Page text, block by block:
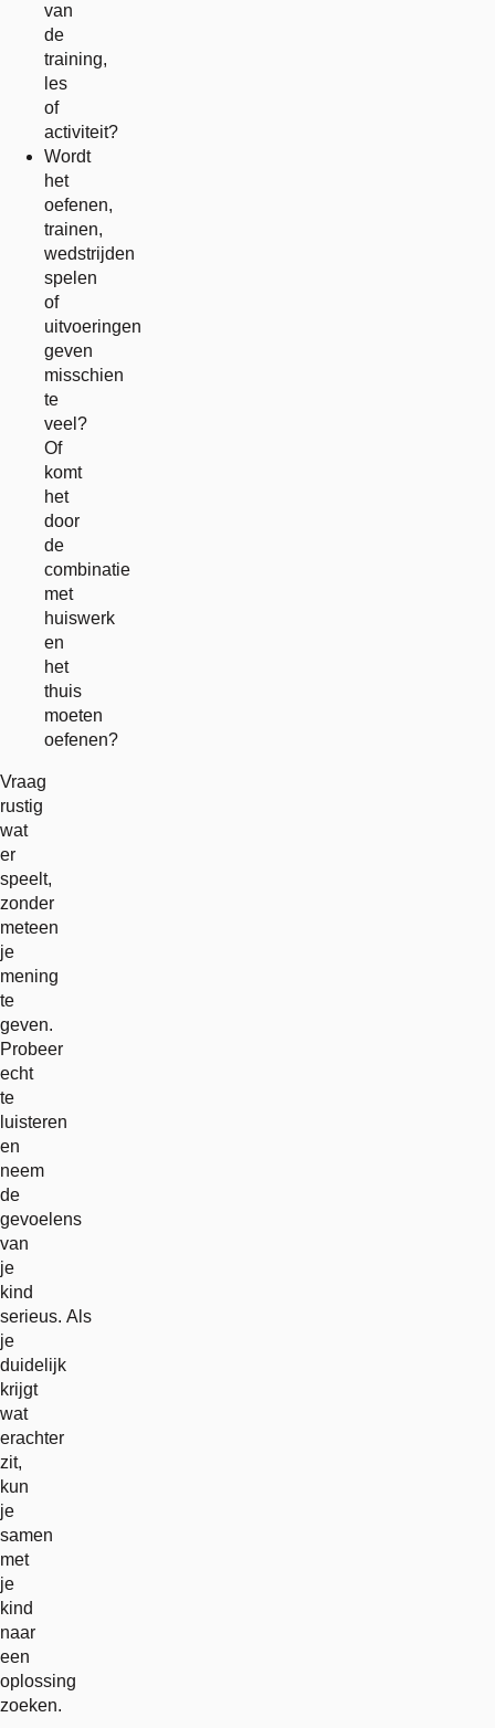
van
de
training,
les
of
activiteit?
Wordt
het
oefenen,
trainen,
wedstrijden
spelen
of
uitvoeringen
geven
misschien
te
veel?
Of
komt
het
door
de
combinatie
met
huiswerk
en
het
thuis
moeten
oefenen?
Vraag
rustig
wat
er
speelt,
zonder
meteen
je
mening
te
geven.
Probeer
echt
te
luisteren
en
neem
de
gevoelens
van
je
kind
serieus. Als
je
duidelijk
krijgt
wat
erachter
zit,
kun
je
samen
met
je
kind
naar
een
oplossing
zoeken.